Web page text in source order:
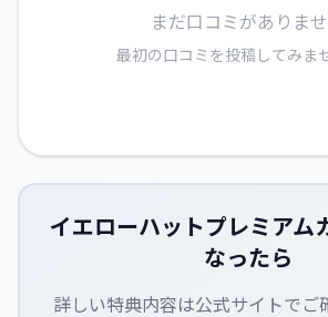
まだ口コミがありま
最初の口コミを投稿してみま
イエローハットプレミアム
なったら
詳しい特典内容は公式サイトでご